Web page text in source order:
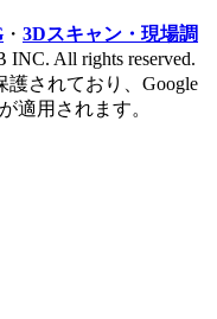
・ 3Dスキャン・現場調
All rights reserved.
護されており、Google
が適用されます。